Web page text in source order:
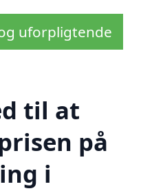
uforpligtende
til at
på
i